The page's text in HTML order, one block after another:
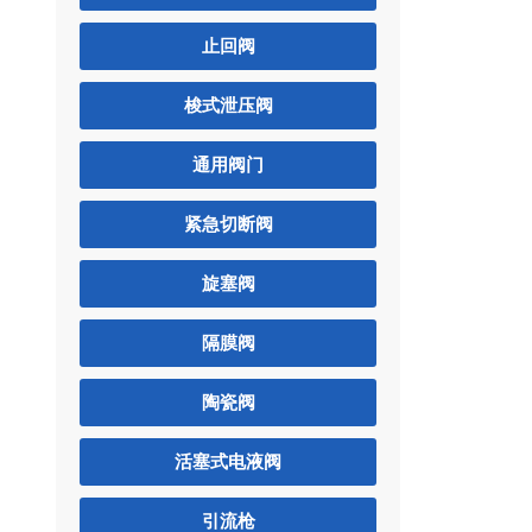
止回阀
梭式泄压阀
通用阀门
紧急切断阀
旋塞阀
隔膜阀
陶瓷阀
活塞式电液阀
引流枪